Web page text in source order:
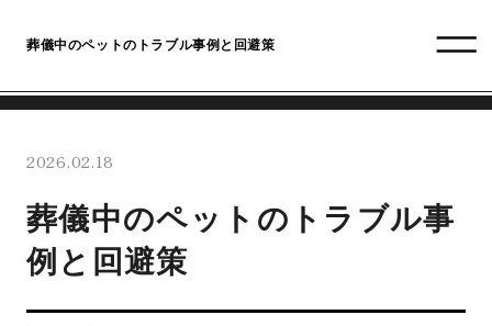
葬儀中のペットのトラブル事例と回避策
2026.02.18
葬儀中のペットのトラブル事
例と回避策